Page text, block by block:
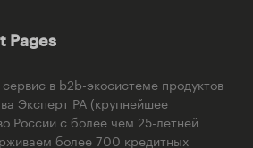
Pages
в b2b-экосистеме продуктов
Эксперт РА (крупнейшее
России с более чем 25-летней
более 700 кредитных